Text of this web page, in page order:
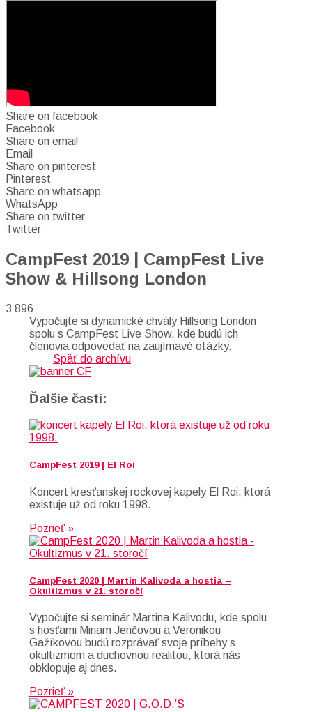
Share on facebook
Facebook
Share on email
Email
Share on pinterest
Pinterest
Share on whatsapp
WhatsApp
Share on twitter
Twitter
CampFest 2019 | CampFest Live
Show & Hillsong London
3 896
Vypočujte si dynamické chvály Hillsong London
spolu s CampFest Live Show, kde budú ich
členovia odpovedať na zaujímavé otázky.
Späť do archívu
Ďalšie časti:
CampFest 2019 | El Roi
Koncert kresťanskej rockovej kapely El Roi, ktorá
existuje už od roku 1998.
Pozrieť »
CampFest 2020 | Martin Kalivoda a hostia –
Okultizmus v 21. storočí
Vypočujte si seminár Martina Kalivodu, kde spolu
s hosťami Miriam Jenčovou a Veronikou
Gažíkovou budú rozprávať svoje príbehy s
okultizmom a duchovnou realitou, ktorá nás
obklopuje aj dnes.
Pozrieť »